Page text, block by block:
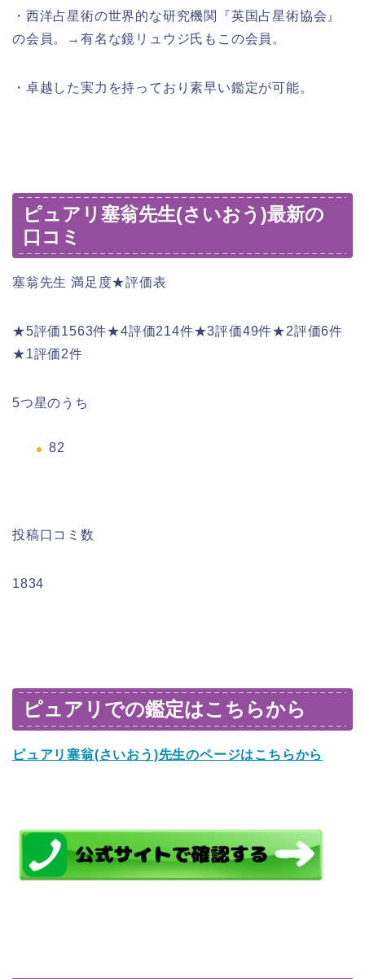
・西洋占星術の世界的な研究機関『英国占星術協会』
の会員。→有名な鏡リュウジ氏もこの会員。
・卓越した実力を持っており素早い鑑定が可能。
ピュアリ塞翁先生(さいおう)最新の
口コミ
塞翁先生 満足度★評価表
★5評価1563件★4評価214件★3評価49件★2評価6件
★1評価2件
5つ星のうち
82
投稿口コミ数
1834
ピュアリでの鑑定はこちらから
ピュアリ塞翁(さいおう)先生のページはこちらから